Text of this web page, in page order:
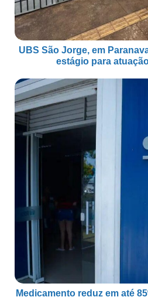
UBS São Jorge, em
estágio para
Medicamento reduz em até